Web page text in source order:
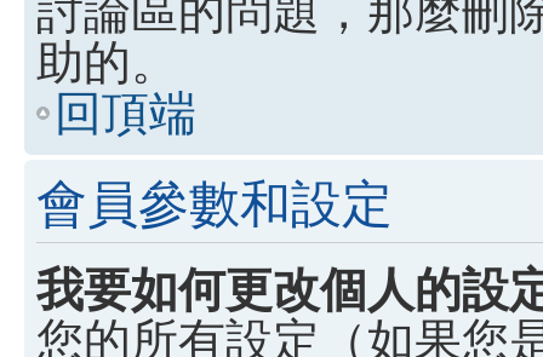
討論區的問題，那麼刪
助的。
回頂端
會員參數和設定
我要如何更改個人的設
您的所有設定（如果您